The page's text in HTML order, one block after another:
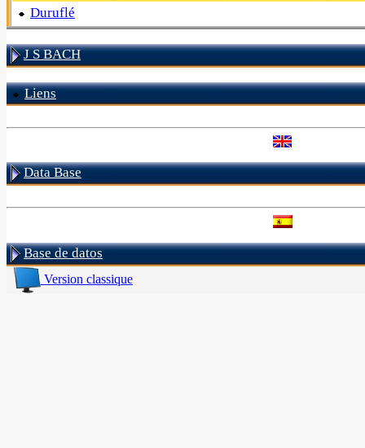
Duruflé
J S BACH
Liens
Data Base
Base de datos
Version classique